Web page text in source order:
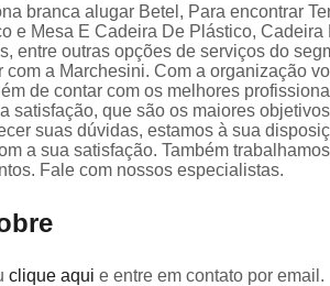
branca alugar Betel, Para encontrar
e Mesa E Cadeira De Plástico,
entre outras opções de serviços do
com a Marchesini. Com a organização
de contar com os melhores
satisfação, que são os maiores
suas dúvidas, estamos à sua
a sua satisfação. Também
Fale com nossos especialistas.
clique aqui e entre em contato por email.